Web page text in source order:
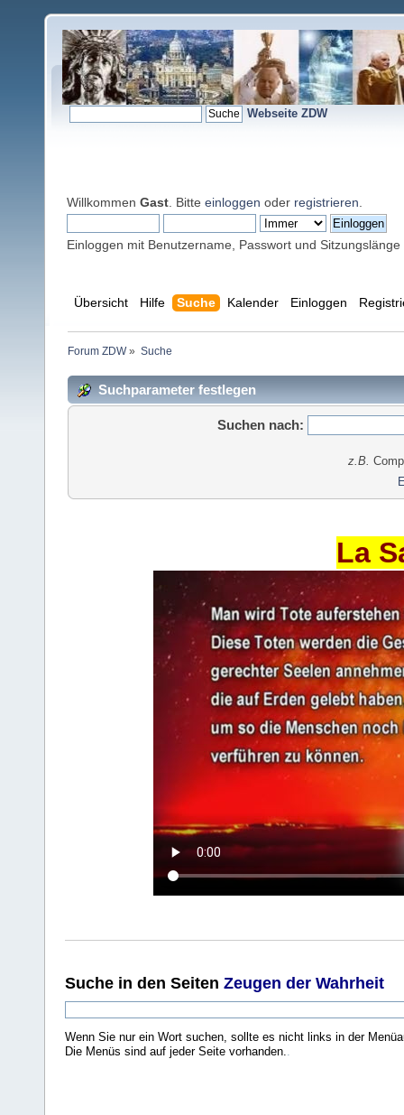
Webseite ZDW
Willkommen Gast . Bitte einloggen oder registrieren
Einloggen mit Benutzername, Passwort und Sitzungslänge
Übersicht Hilfe Suche Kalender Einloggen
Forum ZDW» Suche
Suchparameter festlegen
Suchen nach:
z.B.
La
Suche in den Seiten Zeugen der Wahrheit
Wenn Sie nur ein Wort suchen, sollte es nicht links in der
Die Menüs sind auf jeder Seite vorhanden..